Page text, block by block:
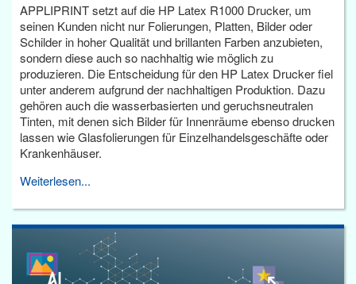
APPLIPRINT setzt auf die HP Latex R1000 Drucker, um
seinen Kunden nicht nur Folierungen, Platten, Bilder oder
Schilder in hoher Qualität und brillanten Farben anzubieten,
sondern diese auch so nachhaltig wie möglich zu
produzieren. Die Entscheidung für den HP Latex Drucker fiel
unter anderem aufgrund der nachhaltigen Produktion. Dazu
gehören auch die wasserbasierten und geruchsneutralen
Tinten, mit denen sich Bilder für Innenräume ebenso drucken
lassen wie Glasfolierungen für Einzelhandelsgeschäfte oder
Krankenhäuser.
Weiterlesen...